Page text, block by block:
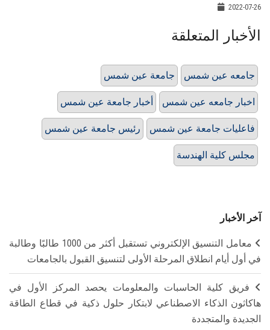
2022-07-26
الأخبار المتعلقة
جامعة عين شمس جامعه عين شمس
أخبار جامعة عين شمس اخبار جامعه عين شمس
رئيس جامعة عين شمس فاعليات جامعة عين شمس
مجلس كلية الهندسة
آخر الأخبار
معامل التنسيق الإلكتروني تستقبل أكثر من 1000 طالبًا وطالبة
في أول أيام انطلاق المرحلة الأولى لتنسيق القبول بالجامعات
فريق كلية الحاسبات والمعلومات يحصد المركز الأول في
هاكاثون الذكاء الاصطناعي لابتكار حلول ذكية في قطاع الطاقة
الجديدة والمتجددة